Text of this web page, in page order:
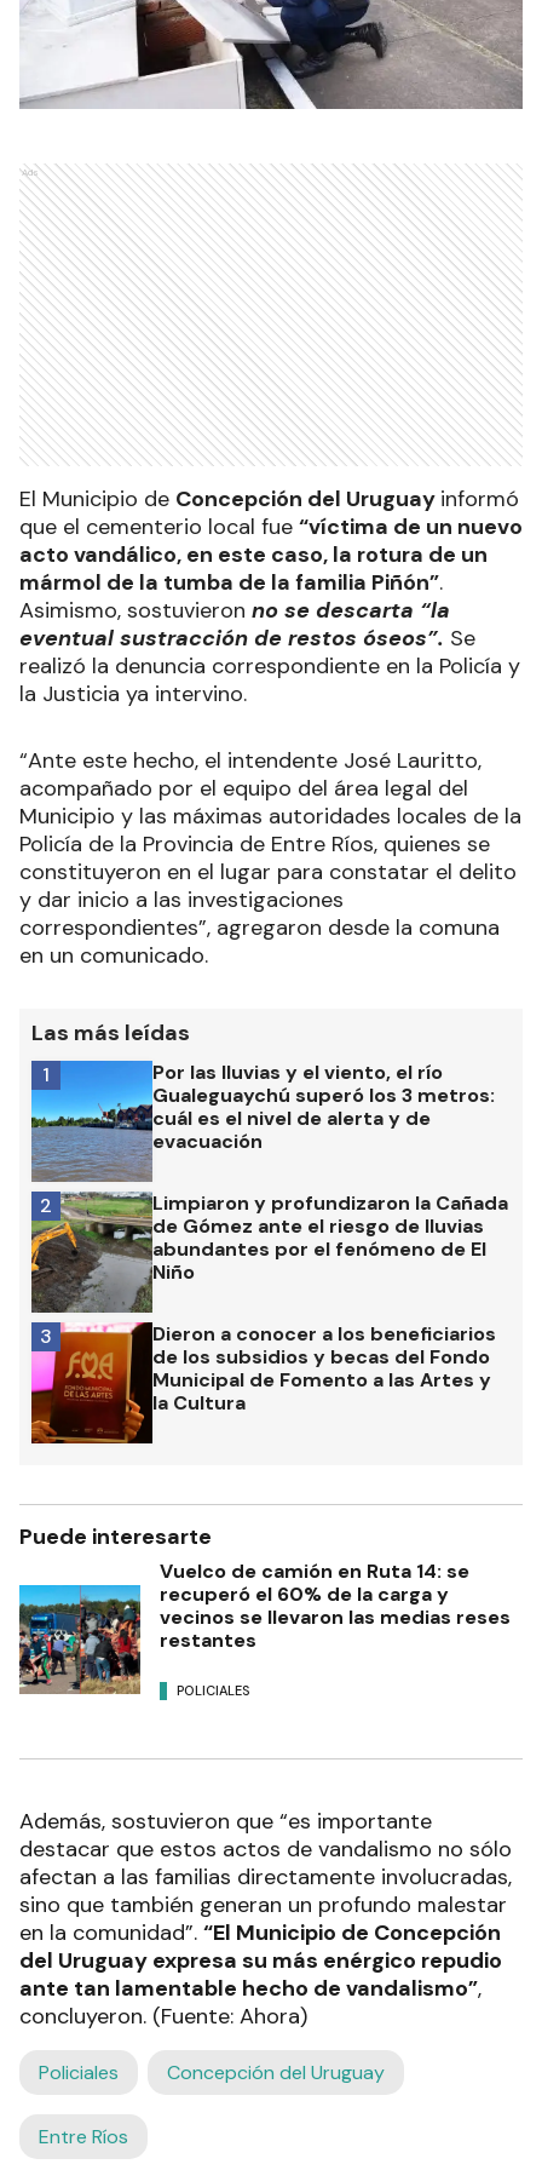
Ads
El Municipio de Concepción del Uruguay informó
que el cementerio local fue “víctima de un nuevo
acto vandálico, en este caso, la rotura de un
mármol de la tumba de la familia Piñón”.
Asimismo, sostuvieron no se descarta “la
eventual sustracción de restos óseos”. Se
realizó la denuncia correspondiente en la Policía y
la Justicia ya intervino.
“Ante este hecho, el intendente José Lauritto,
acompañado por el equipo del área legal del
Municipio y las máximas autoridades locales de la
Policía de la Provincia de Entre Ríos, quienes se
constituyeron en el lugar para constatar el delito
y dar inicio a las investigaciones
correspondientes”, agregaron desde la comuna
en un comunicado.
Las más leídas
Por las lluvias y el viento, el río
Gualeguaychú superó los 3 metros:
cuál es el nivel de alerta y de
evacuación
1
Limpiaron y profundizaron la Cañada
de Gómez ante el riesgo de lluvias
abundantes por el fenómeno de El
Niño
2
Dieron a conocer a los beneficiarios
de los subsidios y becas del Fondo
Municipal de Fomento a las Artes y
la Cultura
3
Puede interesarte
Vuelco de camión en Ruta 14: se
recuperó el 60% de la carga y
vecinos se llevaron las medias reses
restantes
POLICIALES
Además, sostuvieron que “es importante
destacar que estos actos de vandalismo no sólo
afectan a las familias directamente involucradas,
sino que también generan un profundo malestar
en la comunidad”. “El Municipio de Concepción
del Uruguay expresa su más enérgico repudio
ante tan lamentable hecho de vandalismo”,
concluyeron. (Fuente: Ahora)
Policiales Concepción del Uruguay
Entre Ríos